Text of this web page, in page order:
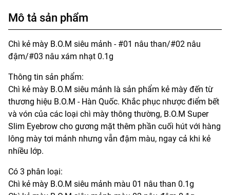
Mô tả sản phẩm
Chì kẻ mày B.O.M siêu mảnh - #01 nâu than/#02 nâu
đậm/#03 nâu xám nhạt 0.1g
Thông tin sản phẩm:
Chì kẻ mày B.O.M siêu mảnh là sản phẩm kẻ mày đến từ
thương hiệu B.O.M - Hàn Quốc. Khắc phục nhược điểm bết
và vón của các loại chì mày thông thường, B.O.M Super
Slim Eyebrow cho gương mặt thêm phần cuối hút với hàng
lông mày tơi mảnh nhưng vẫn đậm màu, ngay cả khi kẻ
nhiều lớp.
Có 3 phân loại:
Chì kẻ mày B.O.M siêu mảnh màu 01 nâu than 0.1g